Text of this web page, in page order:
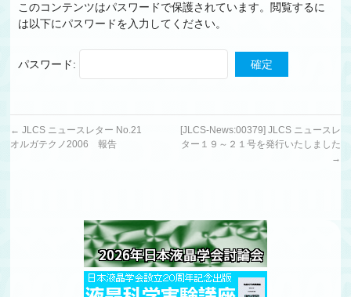
このコンテンツはパスワードで保護されています。閲覧するに
は以下にパスワードを入力してください。
パスワード:
← JLCS ニュースレター No.21
オルガテクノ2006 報告
[JLCS-News:00379] JLCS ニュースレ
ター１９～２１号を発行いたしました
→